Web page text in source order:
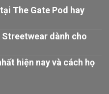
The Gate Pod hay
dành cho
hiện nay và cách họ